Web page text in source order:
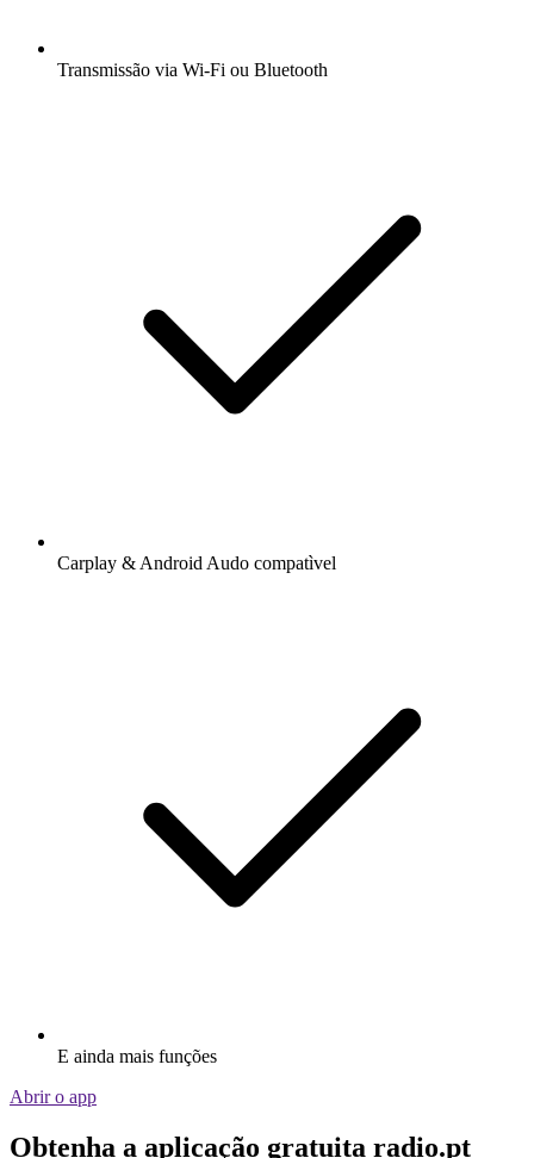
Transmissão via Wi-Fi ou Bluetooth
Carplay & Android Audo compatìvel
E ainda mais funções
Abrir o app
Obtenha a aplicação gratuita radio.pt